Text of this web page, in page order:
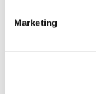
Marketing